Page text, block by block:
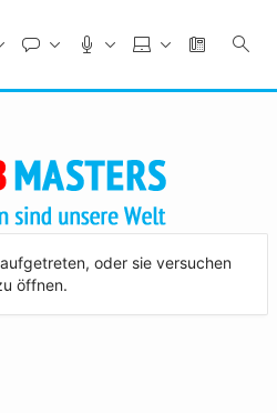
oder sie versuchen
öffnen.